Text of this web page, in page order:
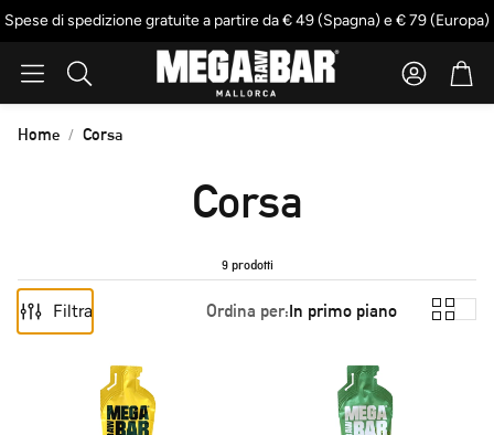
Spese di spedizione gratuite a partire da € 49 (Spagna) e € 79 (Europa)
Cerca
AccountCart
Home Corsa
Corsa
9 prodotti
Filtra Ordina per:In primo piano